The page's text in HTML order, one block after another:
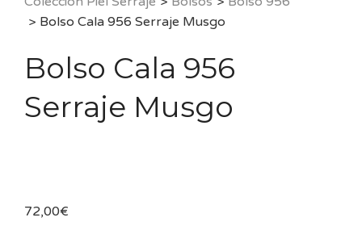
> Bolso Cala 956 Serraje Musgo
Bolso Cala 956
Serraje Musgo
72,00€